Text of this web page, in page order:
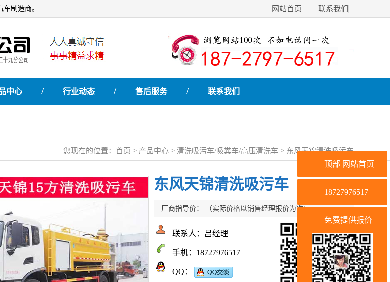
制造商。 网站首页 联系我们
中心 / 行业动态 / 售后服务 / 联系我们
您现在的位置： 首页 > 产品中心 > 清洗吸污车/吸粪车/高压清洗车 > 东风天锦清洗吸污车
东风天锦清洗吸污车
厂商指导价： （实际价格以销售经理报价为准)
联系人：吕经理
手机：18727976517
QQ：
顶部 网站首页
18727976517
免费提供报价